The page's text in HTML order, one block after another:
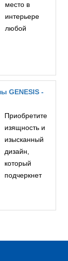
место в
интерьере
любой
GENESIS -
Приобретите
изящность и
изысканный
дизайн,
который
подчеркнет